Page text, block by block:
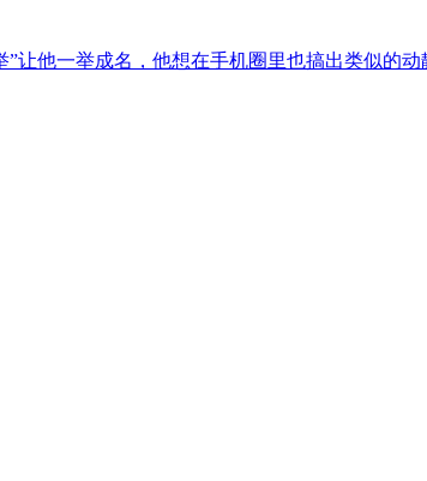
他一举成名，他想在手机圈里也搞出类似的动